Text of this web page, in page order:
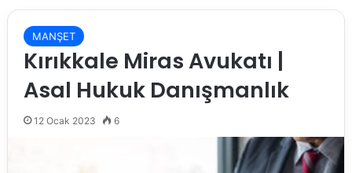
MANŞET
Kırıkkale Miras Avukatı |
Asal Hukuk Danışmanlık
12 Ocak 2023 6